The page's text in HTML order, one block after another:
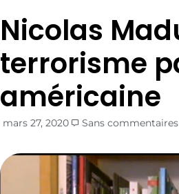
Nicolas
terrorisme
américaine
mars 27, 2020 Sans commentaires